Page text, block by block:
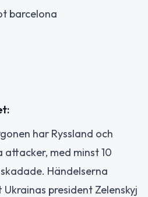
barcelona
har Ryssland och
med minst 10
Händelserna
president Zelenskyj